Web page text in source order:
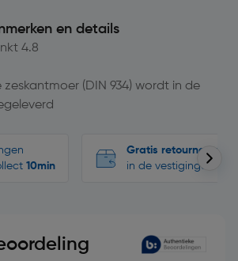
en details
4.8
zeskantmoer (DIN 934) wordt in de
10min
Gratis retourneren
in de vestigingen